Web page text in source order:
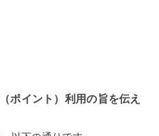
ポイント）利用の旨を伝え